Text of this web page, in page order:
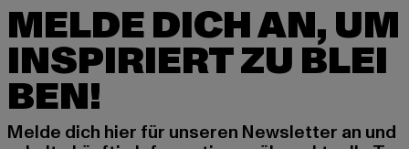
MELDE DICH AN, UM
INSPIRIERT ZU BLEI
BEN!
Melde dich hier für unseren Newsletter an und